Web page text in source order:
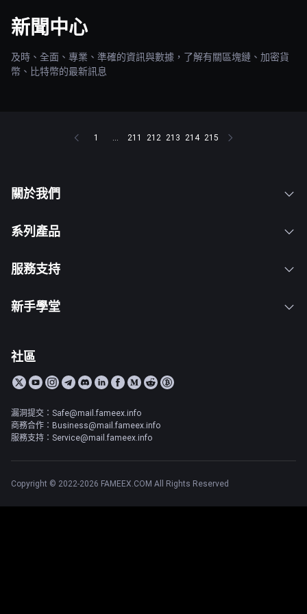
新聞中心
及時、全面、專業、準確的資訊與數據，了解有關區塊鏈、加密貨
幣、比特幣的最新訊息
1 ... 211 212 213 214 215
關於我們
系列產品
服務支持
新手學堂
社區
漏洞提交：Safe@mail.fameex.info
商務合作：Business@mail.fameex.info
服務支持：Service@mail.fameex.info
Copyright © 2022-2026 FAMEEX.COM All Rights Reserved